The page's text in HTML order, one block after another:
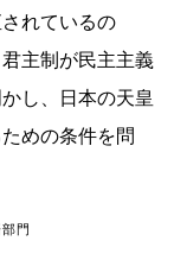
れているの
主制が民主主義
し、日本の天皇
めの条件を問
門